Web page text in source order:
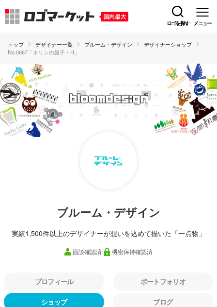
ロゴを探す メニュー
トップ デザイナー一覧 ブルーム・デザイン
デザイナーショップ
No.0667「キリンの親子・H」
ブルーム・デザイン
実績1,500件以上のデザイナーが想いを込めて描いた「一点物」
面談確認済 機密保持確認済
プロフィール ポートフォリオ
ショップ ブログ